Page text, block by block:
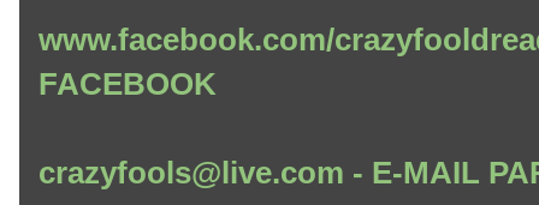
www.facebook.com/
FACEBOOK
crazyfools@live.com - E-MAIL